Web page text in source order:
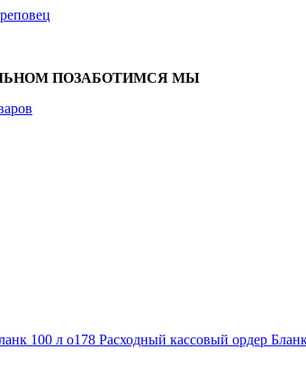
ПОЗАБОТИМСЯ МЫ
Расходный кассовый ордер